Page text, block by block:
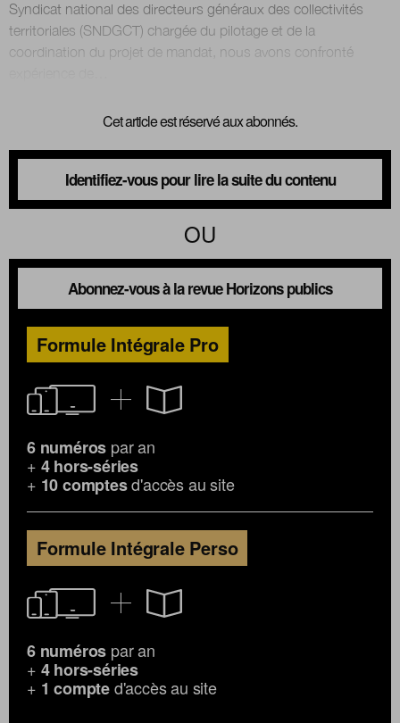
Syndicat national des directeurs généraux des collectivités
territoriales (SNDGCT) chargée du pilotage et de la
coordination du projet de mandat, nous avons confronté
Cet article est réservé aux abonnés.
Identifiez-vous pour lire la suite du contenu
OU
Abonnez-vous à la revue Horizons publics
Formule Intégrale Pro
6 numéros par an
+ 4 hors-séries
+ 10 comptesd'accès au site
Formule Intégrale Perso
6 numéros par an
+ 4 hors-séries
+ 1 compted'accès au site